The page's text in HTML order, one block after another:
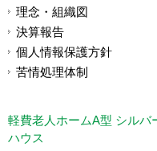
理念・組織図
決算報告
個人情報保護方針
苦情処理体制
軽費老人ホームA型 シルバ
ハウス